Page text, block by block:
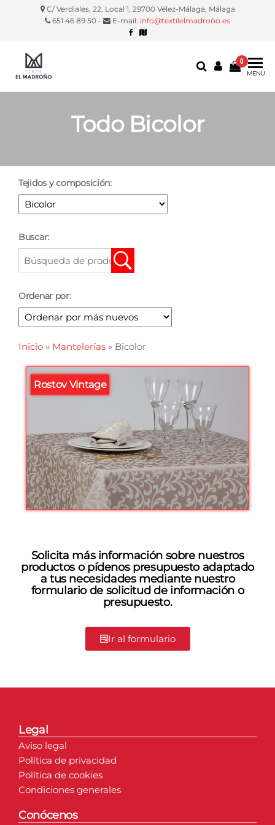
C/ Verdiales, 22, Local 1, 29700 Vélez-Málaga, Málaga
651 46 89 50 -
E-mail: info@textilelmadroño.es
Madroño
silla, etc.
0
MENÚ
Todo Bicolor
Tejidos y composición:
Buscar:
Ordenar por:
Inicio » Mantelerías » Bicolor
Rostov Vintage
Solicita más información sobre nuestros
productos o pídenos presupuesto adaptado
a tus necesidades mediante nuestro
formulario de solicitud de información o
presupuesto.
Ir al formulario
Legal
Aviso legal
Política de privacidad
Política de cookies
Condiciones generales
Conócenos